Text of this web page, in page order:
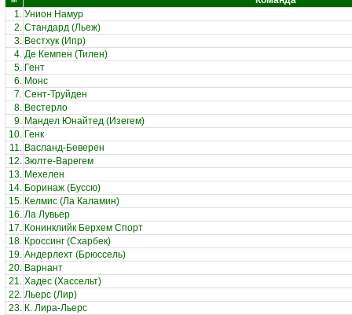
1. Унион Намур
2. Стандард (Льеж)
3. Вестхук (Ипр)
4. Де Кемпен (Тилен)
5. Гент
6. Монс
7. Сент-Труйден
8. Вестерло
9. Мандел Юнайтед (Изегем)
10. Генк
11. Васланд-Беверен
12. Зюлте-Варегем
13. Мехелен
14. Боринаж (Буссю)
15. Келмис (Ла Каламин)
16. Ла Лувьер
17. Конинклийк Берхем Спорт
18. Кроссинг (Схарбек)
19. Андерлехт (Брюссель)
20. Варнант
21. Хадес (Хассельт)
22. Льерс (Лир)
23. К. Лира-Льерс